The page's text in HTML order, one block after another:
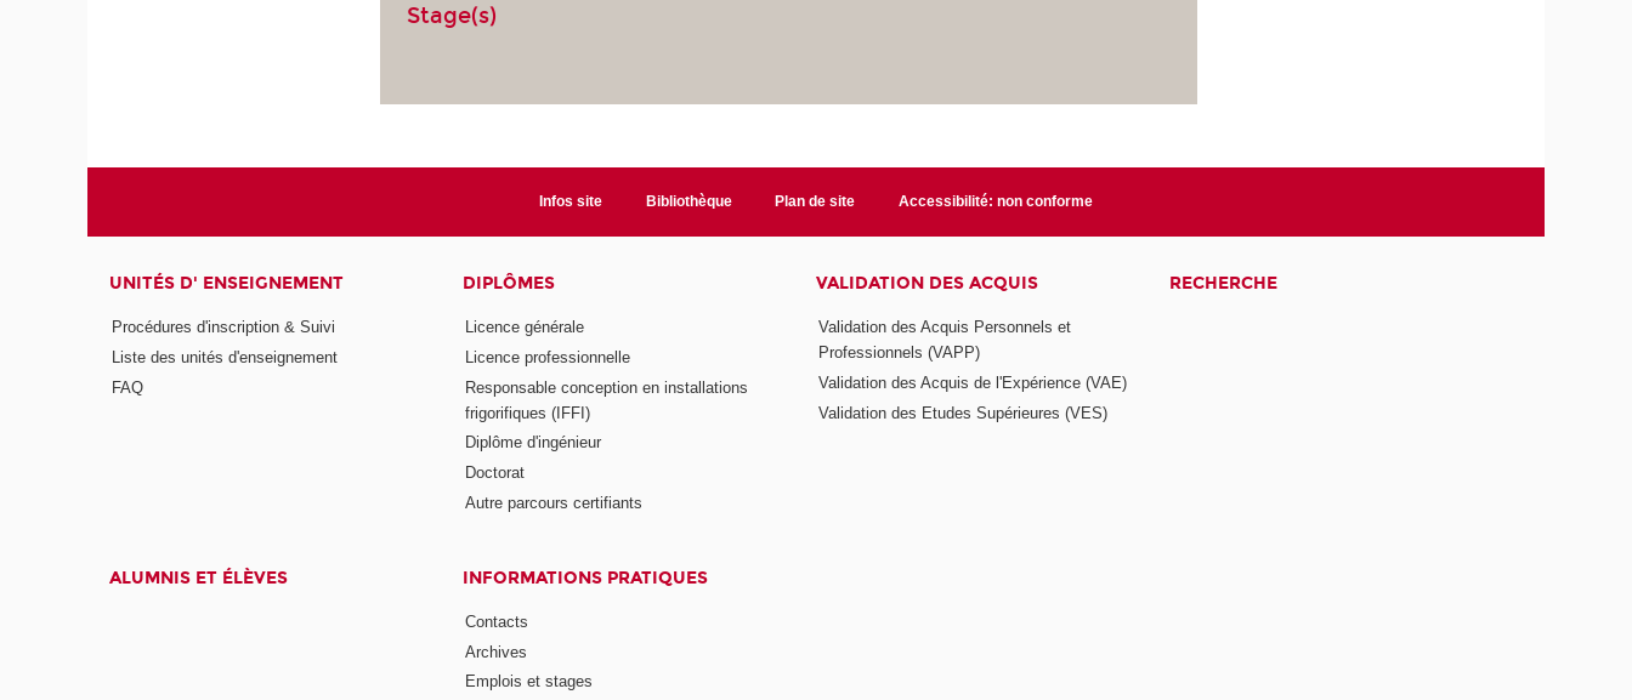
Stage(s)
Infos site Bibliothèque Plan de site Accessibilité: non conforme
UNITÉS D' ENSEIGNEMENT
Procédures d'inscription & Suivi
Liste des unités d'enseignement
FAQ
DIPLÔMES
Licence générale
Licence professionnelle
Responsable conception en installations
frigorifiques (IFFI)
Diplôme d'ingénieur
Doctorat
Autre parcours certifiants
VALIDATION DES ACQUIS
Validation des Acquis Personnels et
Professionnels (VAPP)
Validation des Acquis de l'Expérience (VAE)
Validation des Etudes Supérieures (VES)
RECHERCHE
ALUMNIS ET ÉLÈVES INFORMATIONS PRATIQUES
Contacts
Archives
Emplois et stages